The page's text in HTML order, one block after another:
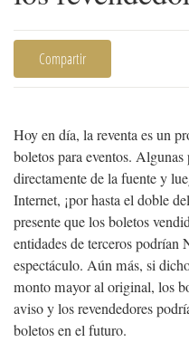
Compartir
Hoy en día, la reventa es un
boletos para eventos.
directamente de la fuente y
Internet, ¡por hasta el doble
presente que los boletos
entidades de terceros
espectáculo. Aún más, si
monto mayor al original, los
aviso y los revendedores
boletos en el futuro.